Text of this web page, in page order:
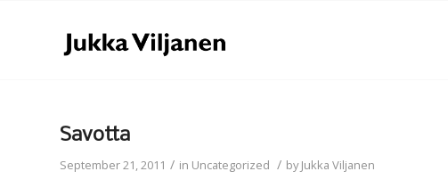
Savotta
September 21, 2011 / in Uncategorized / byJukka Viljanen